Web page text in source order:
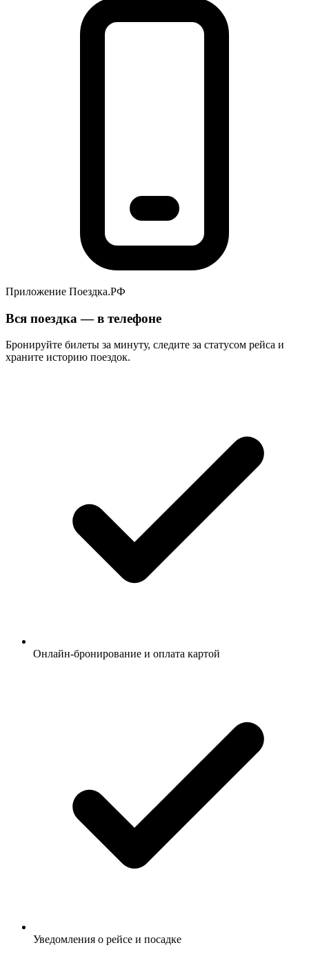
Приложение Поездка.РФ
Вся поездка — в телефоне
Бронируйте билеты за минуту, следите за статусом рейса и
храните историю поездок.
Онлайн-бронирование и оплата картой
Уведомления о рейсе и посадке